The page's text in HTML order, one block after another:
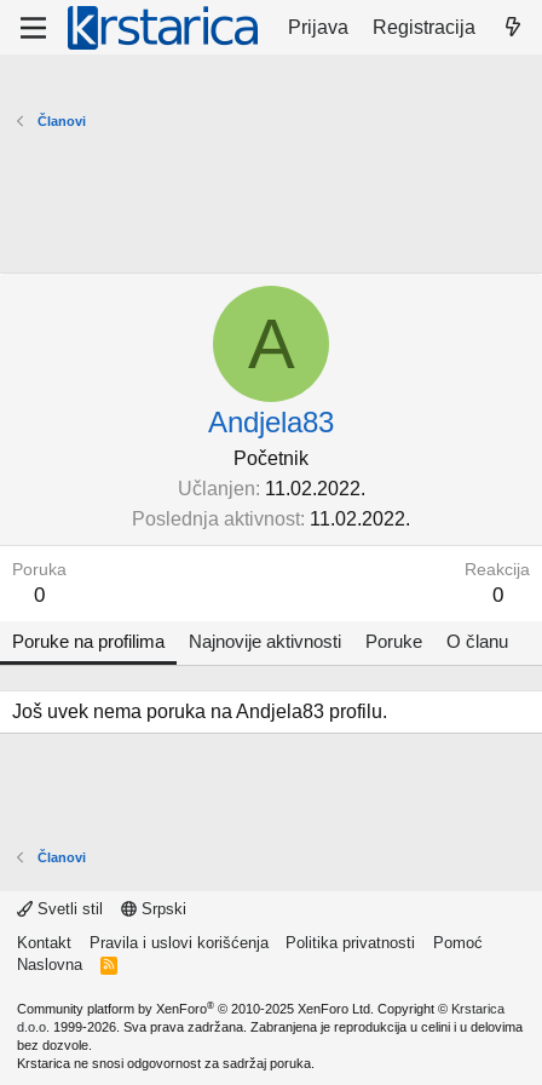
Prijava Registracija
Članovi
A
Andjela83
Početnik
Učlanjen 11.02.2022.
Poslednja aktivnost 11.02.2022.
Poruka
0
Reakcija
0
Poruke na profilima Najnovije aktivnosti Poruke O članu
Još uvek nema poruka na Andjela83 profilu.
Članovi
Svetli stil
Srpski
Kontakt
Pravila i uslovi korišćenja Politika privatnosti
Pomoć
Naslovna
R
Community platform by XenForo® © 2010-2025 XenForo Ltd. Copyright © Krstarica
d.o.o. 1999-2026. Sva prava zadržana. Zabranjena je reprodukcija u celini i u delovima
bez dozvole.
Krstarica ne snosi odgovornost za sadržaj poruka.